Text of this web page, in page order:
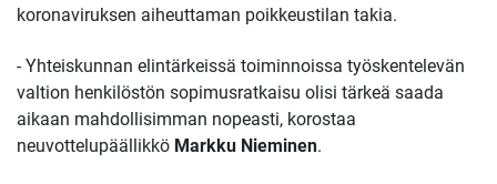
koronaviruksen aiheuttaman poikkeustilan takia.
- Yhteiskunnan elintärkeissä toiminnoissa työskentelevän
valtion henkilöstön sopimusratkaisu olisi tärkeä saada
aikaan mahdollisimman nopeasti, korostaa
neuvottelupäällikkö Markku Nieminen.